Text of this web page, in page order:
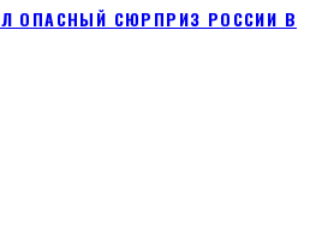
ОПАСНЫЙ СЮРПРИЗ РОССИИ В